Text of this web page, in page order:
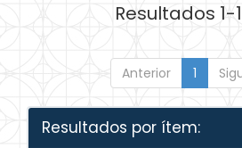
Resultados 1-
Anterior 1
Resultados por ítem: